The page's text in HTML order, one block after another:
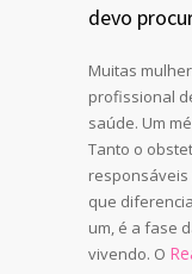
devo
Muitas
profissional
saúde. Um
Tanto o
responsáveis
que
um, é a fase
vivendo. O